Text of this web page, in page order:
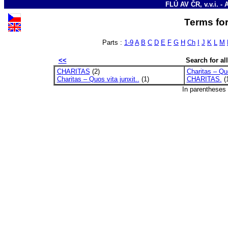
FLÚ AV ČR, v.v.i. -
Terms
Parts : 1-9 A B C D E F G H Ch J K L M
<<
Search for
CHARITAS (2)
Charitas – Quos vita junxit.. (1)
Charitas –
CHARITAS.
In